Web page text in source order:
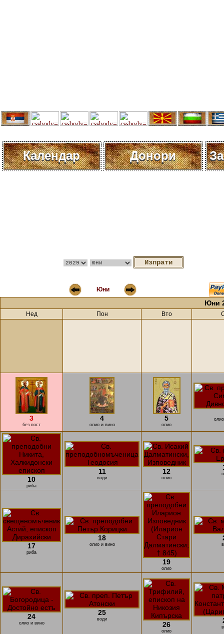
Календар Донори
Юни
Юни
Нед Пон Вто
3
без пост
4
олио и вино
5
олио
10
риба
11
води
12
олио
17
риба
18
олио и вино
19
олио
24
олио и вино
25
води
26
олио